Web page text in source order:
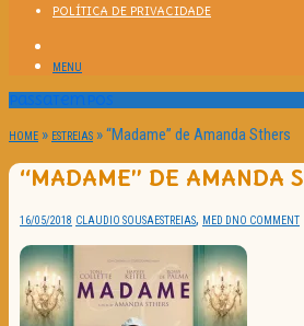
POLÍTICA DE PRIVACIDADE
MENU
Passatempos
HOME » ESTREIAS »“Madame” de Amanda Sthers
“MADAME” DE AMANDA
16/05/2018 CLAUDIO SOUSAESTREIAS, MED D NO COMMENT